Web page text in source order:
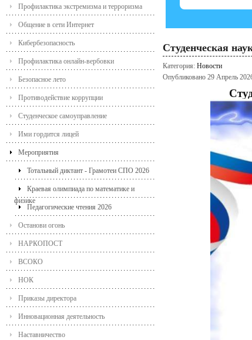
Профилактика экстремизма и терроризма
Общение в сети Интернет
Кибербезопасность
Профилактика онлайн-вербовки
Безопасное лето
Противодействие коррупции
Студенческое самоуправление
Ими гордится лицей
Мероприятия
Тотальный диктант - Грамотеи СПО 2026
Краевая олимпиада по математике и
физике
Педагогические чтения 2026
Останови огонь
НАРКОПОСТ
ВСОКО
НОК
Приказы директора
Инновационная деятельность
Наставничество
Студенческая
Категория: Новости
Опубликовано 29 Апрель